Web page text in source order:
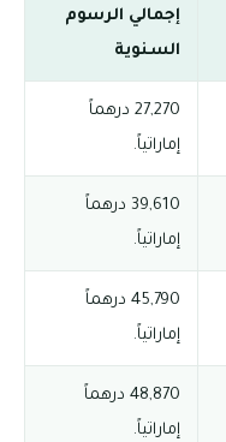
إجمالي الرسوم
السنوية
27,270 درهماً
إماراتياً.
39,610 درهماً
إماراتياً.
45,790 درهماً
إماراتياً.
48,870 درهماً
إماراتياً.